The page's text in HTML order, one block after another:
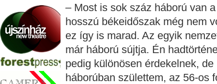
– Most is sok száz háború van
hosszú békeidőszak még nem
ez így is marad. Az egyik
már háború sújtja. Én
pedig különösen érdekelnek,
háborúban születtem, az 56-os